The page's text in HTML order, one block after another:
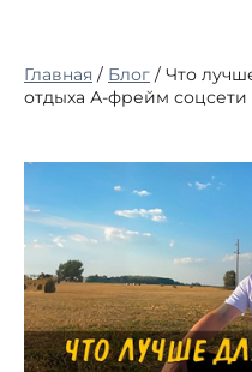
Главная / Блог / Что
отдыха А-фрейм